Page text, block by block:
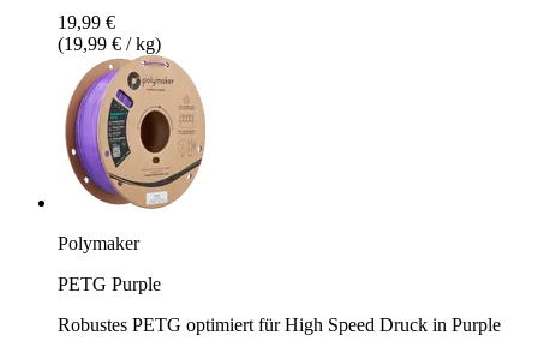
19,99 €
(19,99 € / kg)
Polymaker
PETG Purple
Robustes PETG optimiert für High Speed Druck in Purple